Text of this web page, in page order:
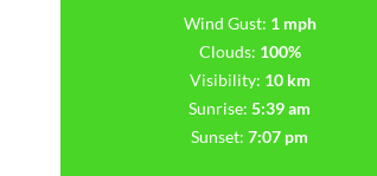
Wind Gust: 1 mph
Clouds: 100%
Visibility: 10 km
Sunrise: 5:39 am
Sunset: 7:07 pm